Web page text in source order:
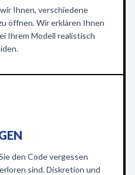
Ihnen, verschiedene
öffnen. Wir erklären Ihnen
Ihrem Modell realistisch
den Code vergessen
sind. Diskretion und